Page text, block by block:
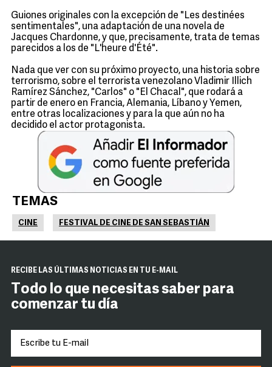
Guiones originales con la excepción de "Les destinées
sentimentales", una adaptación de una novela de
Jacques Chardonne, y que, precisamente, trata de temas
parecidos a los de "L'heure d'Été".
Nada que ver con su próximo proyecto, una historia sobre
terrorismo, sobre el terrorista venezolano Vladimir Illich
Ramírez Sánchez, "Carlos" o "El Chacal", que rodará a
partir de enero en Francia, Alemania, Líbano y Yemen,
entre otras localizaciones y para la que aún no ha
decidido el actor protagonista.
TEMAS
CINE FESTIVAL DE CINE DE SAN SEBASTIÁN
RECIBE LAS ÚLTIMAS NOTICIAS EN TU E-MAIL
Todo lo que necesitas saber para
comenzar tu día